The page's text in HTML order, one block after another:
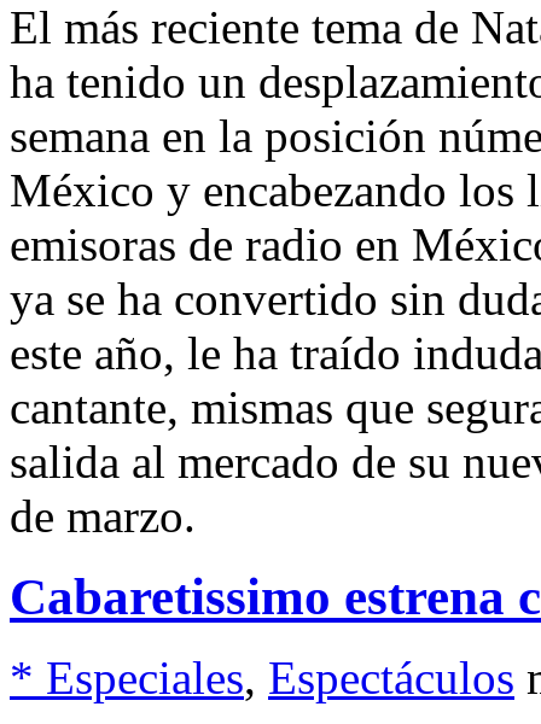
El más reciente tema de
ha tenido un
semana en la posición
México y encabezando los
emisoras de radio en
ya se ha convertido sin
este año, le ha traído
cantante, mismas que
salida al mercado de su
de marzo.
Cabaretissimo estrena
* Especiales, Espectáculos